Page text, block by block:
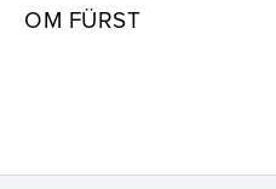
OM FÜRST